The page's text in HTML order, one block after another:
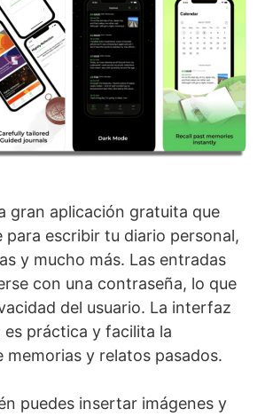
gran aplicación gratuita que
para escribir tu diario personal,
y mucho más. Las entradas
con una contraseña, lo que
del usuario. La interfaz
es práctica y facilita la
memorias y relatos pasados.
puedes insertar imágenes y